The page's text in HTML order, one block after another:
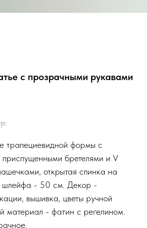
с прозрачными рукавами
р.
трапециевидной формы с
бретелями и V
открытая спинка на
шлейфа - 50 см. Декор -
вышивка, цветы ручной
материал - фатин с регелином.